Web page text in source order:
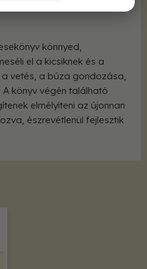
te is velük a vidám
könnyed,
el a kicsiknek és a
vetés, a búza gondozása,
könyv végén található
elmélyíteni az újonnan
észrevétlenül fejlesztik